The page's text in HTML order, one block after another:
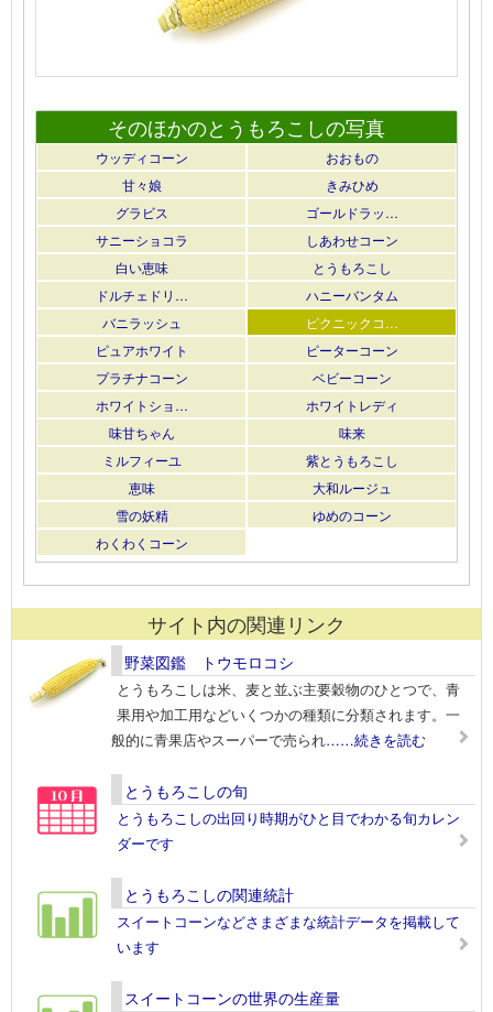
そのほかのとうもろこしの写真
ウッディコーン
おおもの
甘々娘
きみひめ
グラビス
ゴールドラッ…
サニーショコラ
しあわせコーン
白い恵味
とうもろこし
ドルチェドリ…
ハニーバンタム
バニラッシュ
ピクニックコ…
ピュアホワイト
ピーターコーン
プラチナコーン
ベビーコーン
ホワイトショ…
ホワイトレディ
味甘ちゃん
味来
ミルフィーユ
紫とうもろこし
恵味
大和ルージュ
雪の妖精
ゆめのコーン
わくわくコーン
サイト内の関連リンク
野菜図鑑 トウモロコシ
とうもろこしは米、麦と並ぶ主要穀物のひとつで、青
果用や加工用などいくつかの種類に分類されます。一
般的に青果店やスーパーで売られ……続きを読む
とうもろこしの旬
とうもろこしの出回り時期がひと目でわかる旬カレン
ダーです
とうもろこしの関連統計
スイートコーンなどさまざまな統計データを掲載して
います
スイートコーンの世界の生産量